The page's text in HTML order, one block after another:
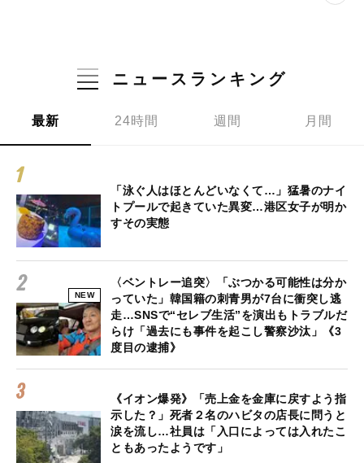
ニュースランキング
最新 24時間 週間 月間
「泳ぐ人はほとんどいなくて…」猛暑のナイ
トプールで起きていた異変…港区女子が明か
すその実態
NEW
〈ベントレー追突〉「ぶつかる可能性は分か
っていた」韓国籍の刺青男が7台に衝突し逃
走…SNSで“セレブ生活”を演出もトラブルだ
らけ「過去にも事件を起こし警察沙汰」《3
度目の逮捕》
《イオン爆発》「売上金を金庫に戻すよう指
示した？」死者２名のハビタの店長に問うと
涙を流し…社員は「入口によっては入れたこ
ともあったようです」